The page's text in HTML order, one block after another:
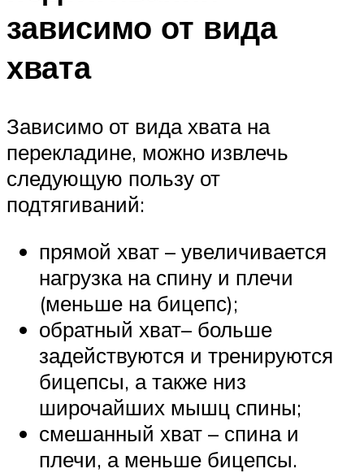
зависимо от вида
хвата
Зависимо от вида хвата на
перекладине, можно извлечь
следующую пользу от
подтягиваний:
прямой хват – увеличивается
нагрузка на спину и плечи
(меньше на бицепс);
обратный хват– больше
задействуются и тренируются
бицепсы, а также низ
широчайших мышц спины;
смешанный хват – спина и
плечи, а меньше бицепсы.